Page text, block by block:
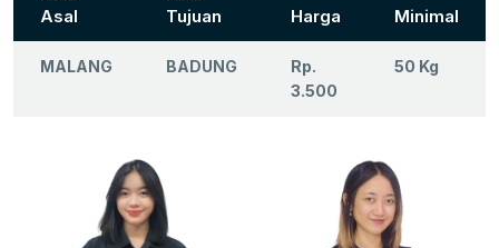
Asal
Tujuan
Harga Minimal
MALANG BADUNG
Rp.
3.500
50 Kg